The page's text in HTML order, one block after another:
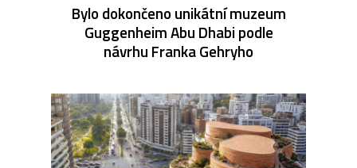
Bylo dokončeno unikátní muzeum
Guggenheim Abu Dhabi podle
návrhu Franka Gehryho